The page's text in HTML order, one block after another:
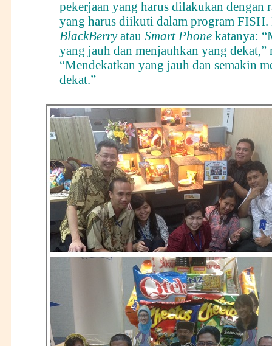
pekerjaan yang harus dilakukan dengan
yang harus diikuti dalam program FISH.
BlackBerryatau Smart Phonekatanya:
yang jauh dan menjauhkan yang dekat,”
“Mendekatkan yang jauh dan semakin
dekat.”